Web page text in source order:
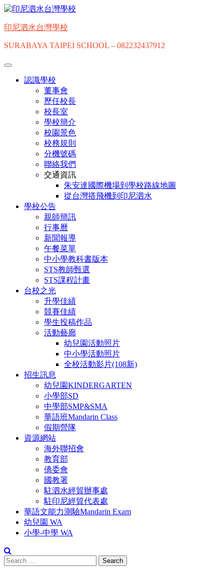
印尼泗水台灣學校
SURABAYA TAIPEI SCHOOL – 082232437912
認識學校
董事會
歷任校長
校長室
學校簡介
校園景色
校務規則
分機號碼
聯絡我們
交通資訊
朱安達國際機場到學校路線地圖
從台灣搭飛機到印尼泗水
學校公告
親師簡訊
行事曆
新聞報導
午餐菜單
中小學教科書版本
STS教師甄選
STS課程計畫
台校之光
升學佳績
競賽佳績
學生投稿作品
活動藝廊
幼兒園活動照片
中小學活動照片
全校活動影片(108新)
招生訊息
幼兒園KINDERGARTEN
小學部SD
中學部SMP&SMA
華語班Mandarin Class
假期營隊
資源網站
海外聯招會
教育部
僑委會
國教署
駐泗水經貿辦事處
駐印尼經貿代表處
華語文能力測驗Mandarin Exam
幼兒園 WA
小學-中學 WA